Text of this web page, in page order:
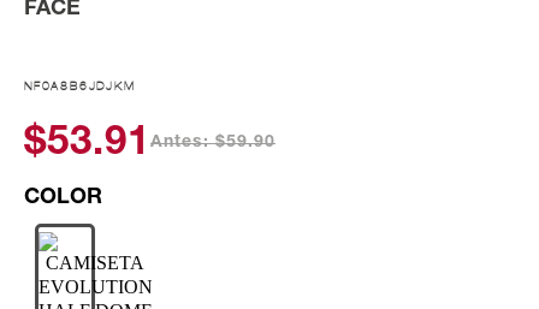
FACE
NF0A8B6JDJKM
$53.91 Antes: $59.90